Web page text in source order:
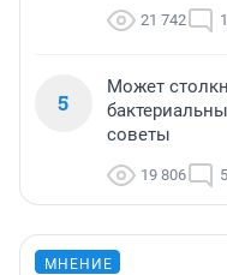
21 742
5
Может
советы
19 806 5
МНЕНИЕ